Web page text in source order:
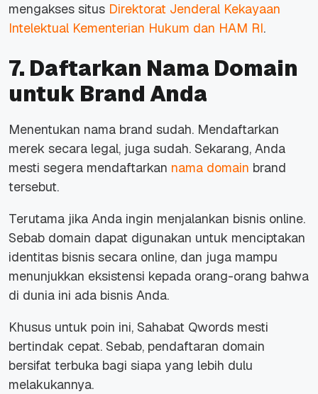
mengakses situs Direktorat Jenderal Kekayaan
Intelektual Kementerian Hukum dan HAM RI.
7. Daftarkan Nama Domain
untuk Brand Anda
Menentukan nama brand sudah. Mendaftarkan
merek secara legal, juga sudah. Sekarang, Anda
mesti segera mendaftarkan nama domain brand
tersebut.
Terutama jika Anda ingin menjalankan bisnis online.
Sebab domain dapat digunakan untuk menciptakan
identitas bisnis secara online, dan juga mampu
menunjukkan eksistensi kepada orang-orang bahwa
di dunia ini ada bisnis Anda.
Khusus untuk poin ini, Sahabat Qwords mesti
bertindak cepat. Sebab, pendaftaran domain
bersifat terbuka bagi siapa yang lebih dulu
melakukannya.